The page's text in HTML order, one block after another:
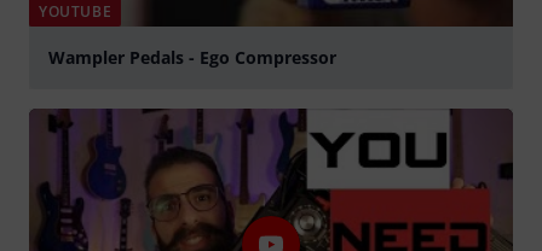
YOUTUBE
Wampler Pedals - Ego Compressor